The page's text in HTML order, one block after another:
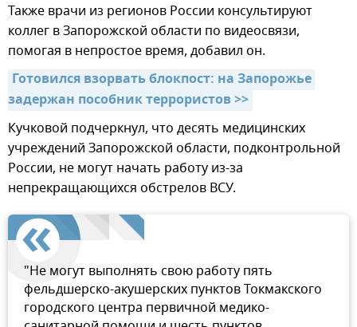
Также врачи из регионов России консультируют
коллег в Запорожской области по видеосвязи,
помогая в непростое время, добавил он.
Готовился взорвать блокпост: на Запорожье
задержан пособник террористов >>
Кучковой подчеркнул, что десять медицинских
учреждений Запорожской области, подконтрольной
России, не могут начать работу из-за
непрекращающихся обстрелов ВСУ.
"Не могут выполнять свою работу пять
фельдшерско-акушерских пунктов Токмакского
городского центра первичной медико-